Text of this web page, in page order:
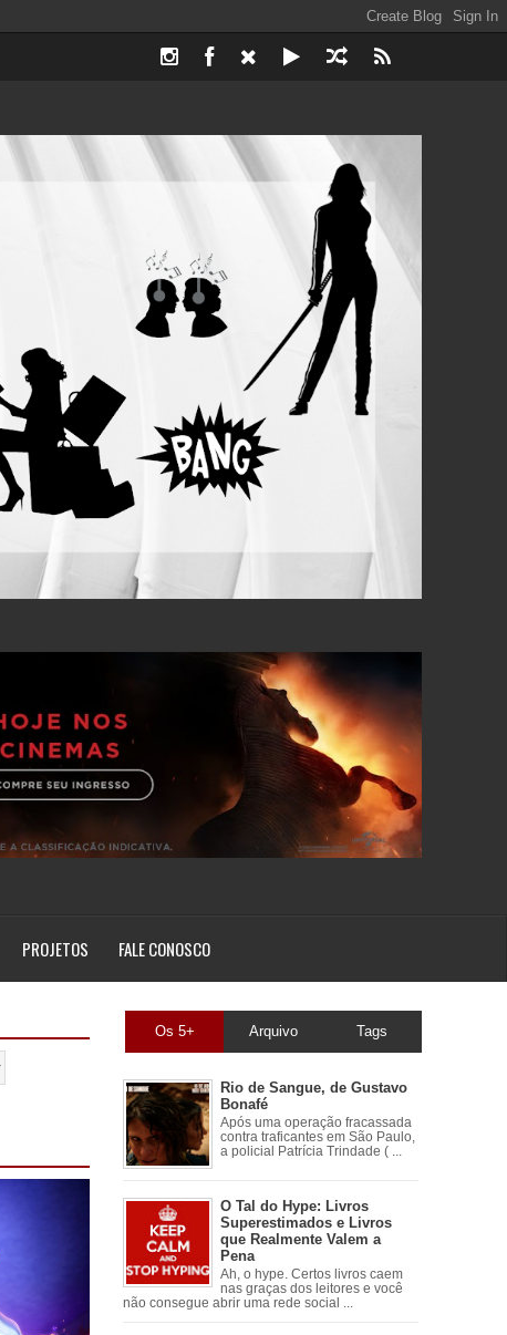
PROJETOS FALE CONOSCO
Os 5+ Arquivo Tags
Rio de Sangue, de Gustavo
Bonafé
Após uma operação fracassada
contra traficantes em São Paulo,
a policial Patrícia Trindade ( ...
O Tal do Hype: Livros
Superestimados e Livros
que Realmente Valem a
Pena
Ah, o hype. Certos livros caem
nas graças dos leitores e você
não consegue abrir uma rede social ...